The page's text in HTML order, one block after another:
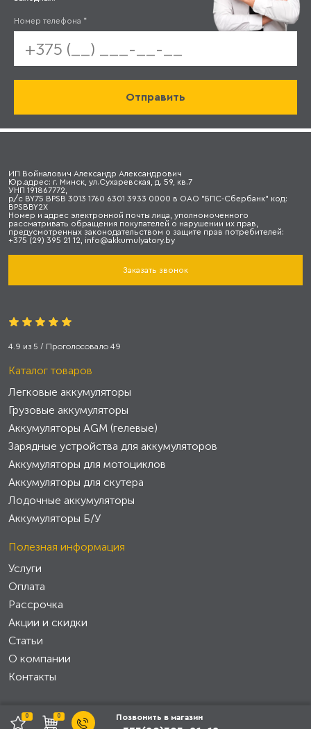
0 0 Позвонить в магазин
Номер телефона *
ИП Войналович Александр Александрович
Юр.адрес: г. Минск, ул.Сухаревская, д. 59, кв.7
УНП 191867772,
р/с BY75 BPSB 3013 1760 6301 3933 0000 в ОАО "БПС-Сбербанк" код:
BPSBBY2X
Номер и адрес электронной почты лица, уполномоченного
рассматривать обращения покупателей о нарушении их прав,
предусмотренных законодательством о защите прав потребителей:
+375 (29) 395 21 12, info@akkumulyatory.by
Заказать звонок
4.9 из 5 / Проголосовало 49
Каталог товаров
Легковые аккумуляторы
Грузовые аккумуляторы
Аккумуляторы AGM (гелевые)
Зарядные устройства для аккумуляторов
Аккумуляторы для мотоциклов
Аккумуляторы для скутера
Лодочные аккумуляторы
Аккумуляторы Б/У
Полезная информация
Услуги
Оплата
Рассрочка
Акции и скидки
Статьи
О компании
Контакты